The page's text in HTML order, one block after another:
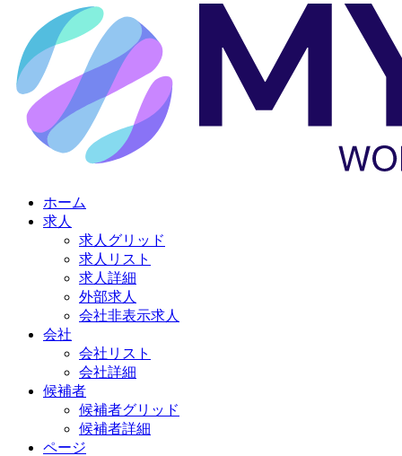
ホーム
求人
求人グリッド
求人リスト
求人詳細
外部求人
会社非表示求人
会社
会社リスト
会社詳細
候補者
候補者グリッド
候補者詳細
ページ